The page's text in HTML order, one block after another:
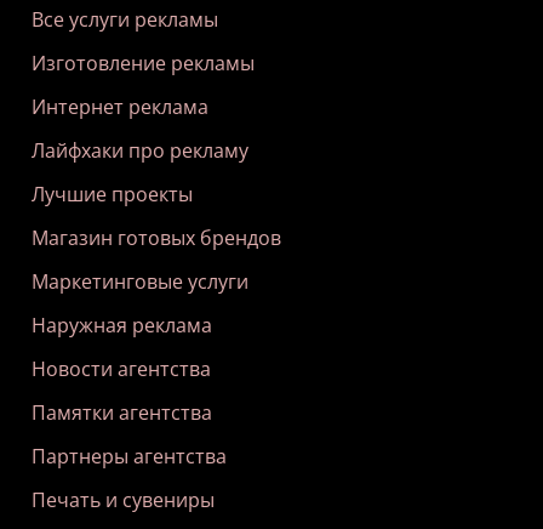
Все услуги рекламы
Изготовление рекламы
Интернет реклама
Лайфхаки про рекламу
Лучшие проекты
Магазин готовых брендов
Маркетинговые услуги
Наружная реклама
Новости агентства
Памятки агентства
Партнеры агентства
Печать и сувениры